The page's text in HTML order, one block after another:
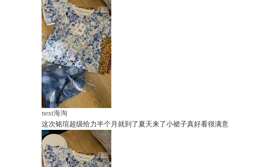
next海淘
这次铭瑄超级给力半个月就到了夏天来了小裙子真好看很满意